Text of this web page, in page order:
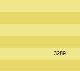
3289